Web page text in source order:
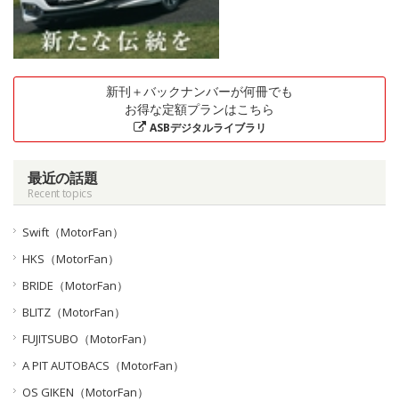
新刊＋バックナンバーが何冊でも
お得な定額プランはこちら
ASBデジタルライブラリ
最近の話題
Recent topics
Swift（MotorFan）
HKS（MotorFan）
BRIDE（MotorFan）
BLITZ（MotorFan）
FUJITSUBO（MotorFan）
A PIT AUTOBACS（MotorFan）
OS GIKEN（MotorFan）